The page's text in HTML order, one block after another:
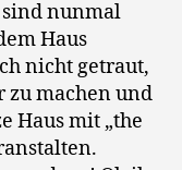
nunmal
Haus
nicht getraut,
zu machen und
Haus mit „the